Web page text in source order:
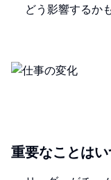
どう影響するか
重要なことはい